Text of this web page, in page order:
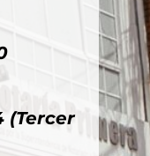
(Tercer